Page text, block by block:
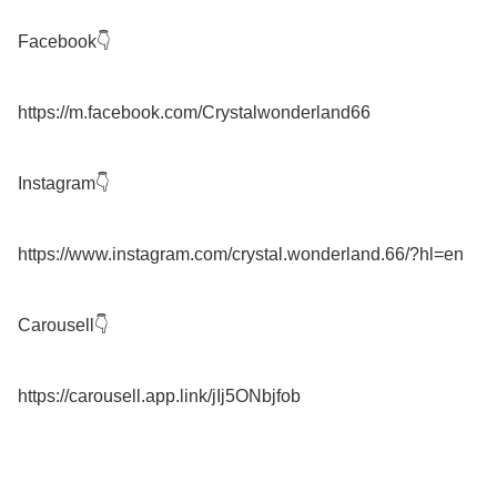
Facebook👇
https://m.facebook.com/Crystalwonderland66
Instagram👇
https://www.instagram.com/crystal.wonderland.66/?hl=en
Carousell👇